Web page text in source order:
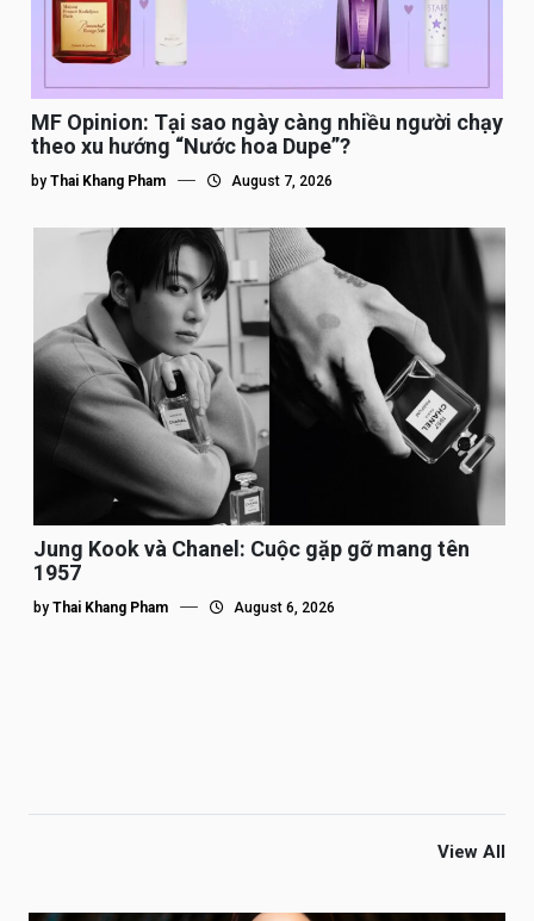
MF Opinion: Tại sao ngày càng nhiều người chạy
theo xu hướng “Nước hoa Dupe”?
by Thai Khang Pham August 7, 2026
Jung Kook và Chanel: Cuộc gặp gỡ mang tên
1957
by Thai Khang Pham August 6, 2026
View All